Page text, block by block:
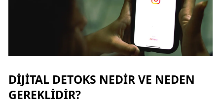
Konya
Kütahya
Malatya
DIJITAL DETOKS NEDIR VE NEDEN
GEREKLIDIR?